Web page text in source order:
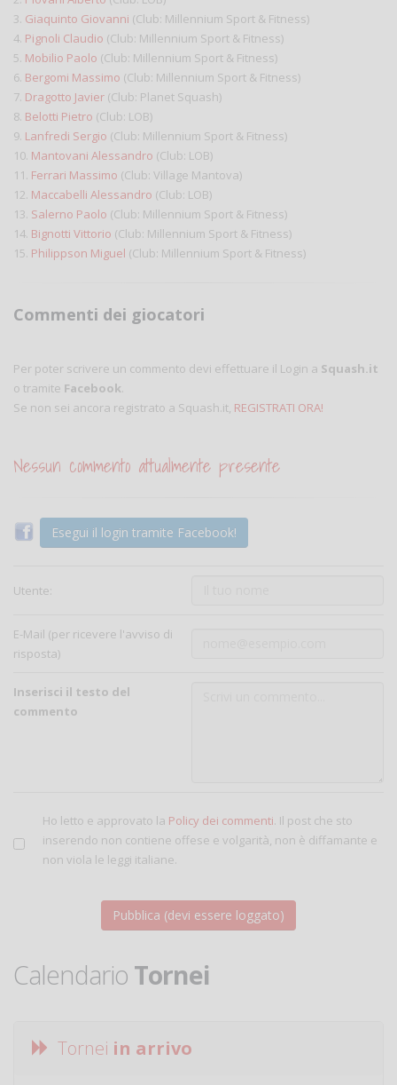
3. Giaquinto Giovanni (Club: Millennium Sport & Fitness)
4. Pignoli Claudio (Club: Millennium Sport & Fitness)
5. Mobilio Paolo (Club: Millennium Sport & Fitness)
6. Bergomi Massimo (Club: Millennium Sport & Fitness)
7. Dragotto Javier (Club: Planet Squash)
8. Belotti Pietro (Club: LOB)
9. Lanfredi Sergio (Club: Millennium Sport & Fitness)
10. Mantovani Alessandro (Club: LOB)
11. Ferrari Massimo (Club: Village Mantova)
12. Maccabelli Alessandro (Club: LOB)
13. Salerno Paolo (Club: Millennium Sport & Fitness)
14. Bignotti Vittorio (Club: Millennium Sport & Fitness)
15. Philippson Miguel (Club: Millennium Sport & Fitness)
Commenti dei giocatori
Per poter scrivere un commento devi effettuare il Login a Squash.it
o tramite Facebook
Se non sei ancora registrato a Squash.it, REGISTRATI ORA!
Nessun commento attualmente presente
Esegui il login tramite Facebook!
Utente:
E-Mail (per ricevere l'avviso di
risposta)
Inserisci il testo del
commento
Ho letto e approvato la Policy dei commenti . Il post che sto
inserendo non contiene offese e volgarità, non è diffamante e
non viola le leggi italiane.
Calendario Tornei
Tornei in arrivo